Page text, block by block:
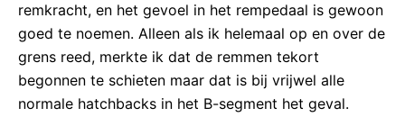
remkracht, en het gevoel in het rempedaal is gewoon
goed te noemen. Alleen als ik helemaal op en over de
grens reed, merkte ik dat de remmen tekort
begonnen te schieten maar dat is bij vrijwel alle
normale hatchbacks in het B-segment het geval.